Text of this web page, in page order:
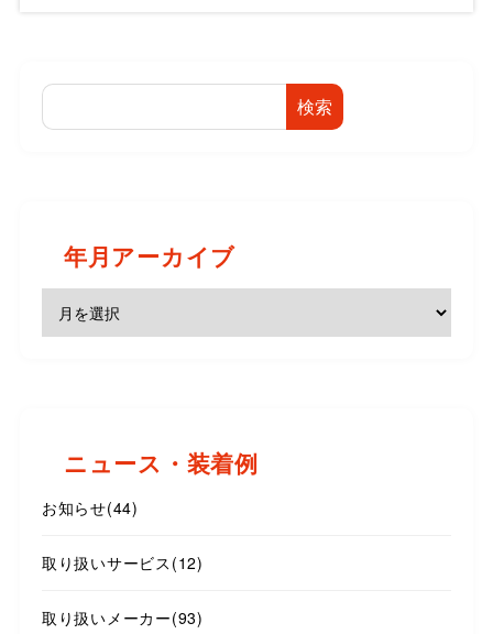
検索
年月アーカイブ
ニュース・装着例
お知らせ(44)
取り扱いサービス (12)
取り扱いメーカー(93)